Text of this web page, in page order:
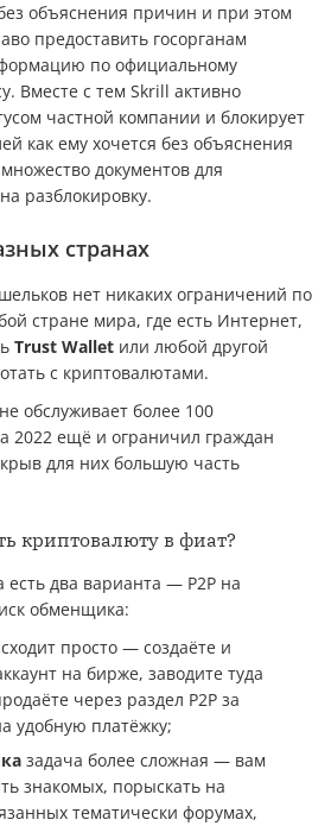
объяснения причин и при этом
предоставить госорганам
по официальному
Вместе с тем Skrill активно
частной компании и блокирует
как ему хочется без объяснения
документов для
разблокировку.
странах
нет никаких ограничений по
стране мира, где есть Интернет,
Trust Wallet или любой другой
с криптовалютами.
обслуживает более 100
2022 ещё и ограничил граждан
для них большую часть
криптовалюту в фиат?
есть два варианта — P2P на
обменщика:
просто — создаёте и
на бирже, заводите туда
через раздел P2P за
удобную платёжку;
задача более сложная — вам
знакомых, порыскать на
тематически форумах,